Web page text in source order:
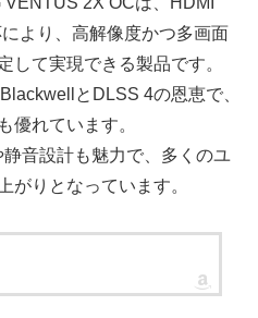
より、高解像度かつ多画面
して実現できる製品です。
とDLSS 4の恩恵で、
優れています。
音設計も魅力で、多くのユ
がりとなっています。